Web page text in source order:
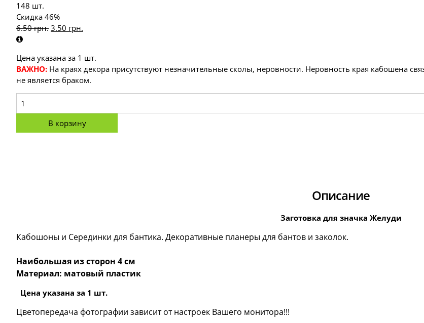
148 шт.
Скидка 46%
6.50грн. 3.50 грн.
Цена указана за 1 шт.
ВАЖНО: На краях декора присутствуют незначительные сколы, неровности. Неровность края кабошена
не является браком.
В корзину
Описание
Заготовка для значка Желуди
Кабошоны и Серединки для бантика. Декоративные планеры для бантов и заколок.
Наибольшая из сторон 4 см
Материал: матовый пластик
Цена указана за 1 шт.
Цветопередача фотографии зависит от настроек Вашего монитора!!!